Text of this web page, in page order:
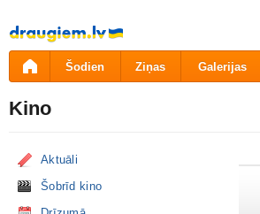
Pāriet
uz
saturu
Šodien Ziņas Galerijas
Kino
Aktuāli
Šobrīd kino